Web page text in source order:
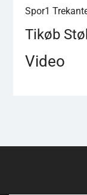
Spor1
Tikøb
Video